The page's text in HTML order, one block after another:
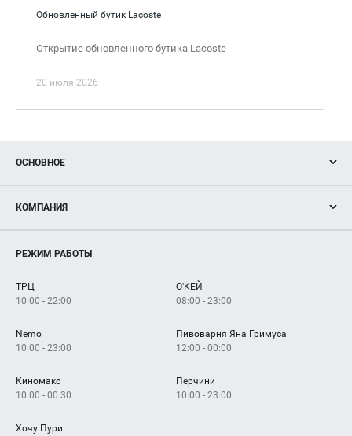
Обновленный бутик Lacoste
Открытие обновленного бутика Lacoste
20 июля 2026
ОСНОВНОЕ
Новости
Магазины
Услуги
КОМПАНИЯ
Рекламодателям
Как добраться
РЕЖИМ РАБОТЫ
ТРЦ
10:00 - 22:00
О'КЕЙ
08:00 - 23:00
Nemo
10:00 - 23:00
Пивоварня Яна Гримуса
12:00 - 00:00
Киномакс
10:00 - 00:30
Перчини
10:00 - 23:00
Хочу Пури